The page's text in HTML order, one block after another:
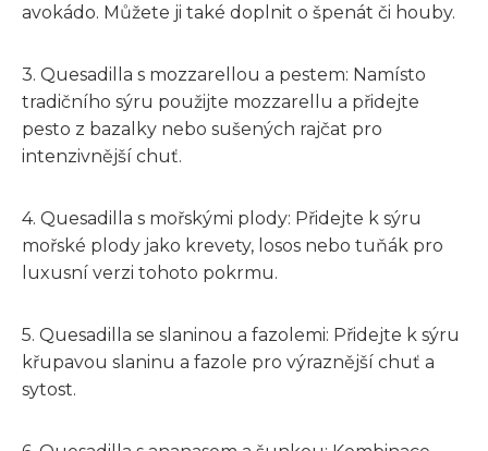
avokádo. Můžete ji také doplnit o špenát či houby.
3. Quesadilla s mozzarellou a pestem: Namísto
tradičního sýru použijte mozzarellu a přidejte
pesto z bazalky nebo sušených rajčat pro
intenzivnější chuť.
4. Quesadilla s mořskými plody: Přidejte k sýru
mořské plody jako krevety, losos nebo tuňák pro
luxusní verzi tohoto pokrmu.
5. Quesadilla se slaninou a fazolemi: Přidejte k sýru
křupavou slaninu a fazole pro výraznější chuť a
sytost.